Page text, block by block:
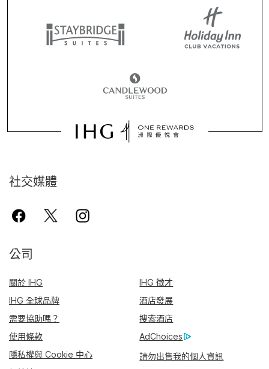
社交媒體
公司
關於 IHG
IHG 徵才
IHG 全球品牌
酒店發展
需要協助嗎？
搜索酒店
使用條款
AdChoices
隱私權與 Cookie 中心
請勿出售我的個人資訊